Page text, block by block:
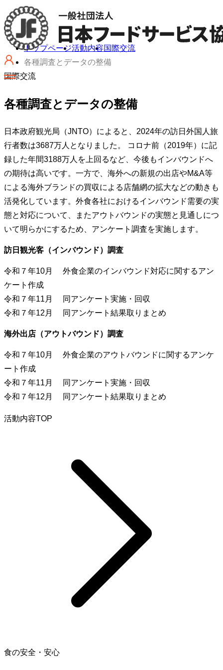
トップページ活動内容国際交流
各種調査とデータの整備
国際交流
各種調査とデータの整備
日本政府観光局（JNTO）によると、2024年の訪日外国人旅
行者数は3687万人となりました。 コロナ前（2019年）に記
録した年間3188万人を上回るなど、今後もインバウンドへ
の期待は高いです。一方で、海外への新規の出店やM&A等
による海外ブランドの買収による店舗網の拡大などの動きも
活発化しています。外食各社におけるインバウンド需要の実
態と対応について、またアウトバウンドの実態と見通しにつ
いて明らかにするため、アンケート調査を実施します。
訪日観光客（インバウンド）調査
令和７年10月 外食企業のインバウンド対応に関するアン
ケート作成
令和７年11月 同アンケート実施・回収
令和７年12月 同アンケート結果取りまとめ
海外出店（アウトバウンド）調査
令和７年10月 外食企業のアウトバウンドに関するアンケ
ート作成
令和７年11月 同アンケート実施・回収
令和７年12月 同アンケート結果取りまとめ
活動内容TOP
食の安全・安心